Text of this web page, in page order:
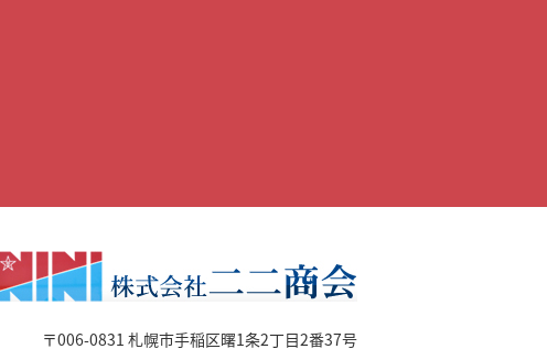
〒006-0831 札幌市手稲区曙1条2丁目2番37号